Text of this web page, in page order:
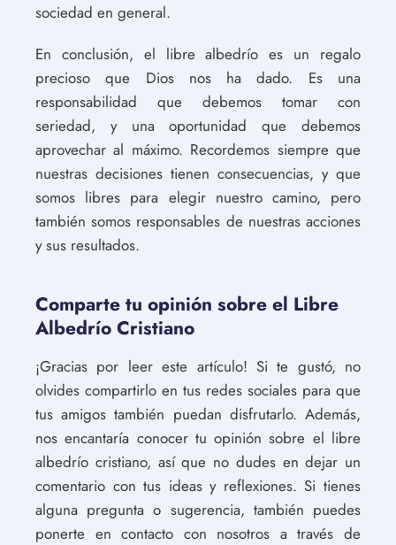
sociedad en general.
En conclusión, el libre albedrío es un regalo
precioso que Dios nos ha dado. Es una
responsabilidad que debemos tomar con
seriedad, y una oportunidad que debemos
aprovechar al máximo. Recordemos siempre que
nuestras decisiones tienen consecuencias, y que
somos libres para elegir nuestro camino, pero
también somos responsables de nuestras acciones
y sus resultados.
Comparte tu opinión sobre el Libre
Albedrío Cristiano
¡Gracias por leer este artículo! Si te gustó, no
olvides compartirlo en tus redes sociales para que
tus amigos también puedan disfrutarlo. Además,
nos encantaría conocer tu opinión sobre el libre
albedrío cristiano, así que no dudes en dejar un
comentario con tus ideas y reflexiones. Si tienes
alguna pregunta o sugerencia, también puedes
ponerte en contacto con nosotros a través de